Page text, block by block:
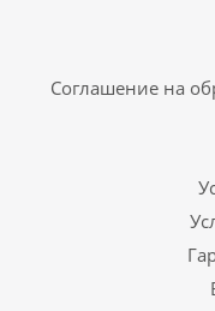
Соглашение на